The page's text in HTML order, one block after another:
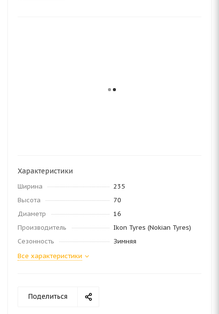
Характеристики
Ширина
235
Высота
70
Диаметр
16
Производитель
Ikon Tyres (Nokian Tyres)
Сезонность
Зимняя
Все характеристики
Поделиться